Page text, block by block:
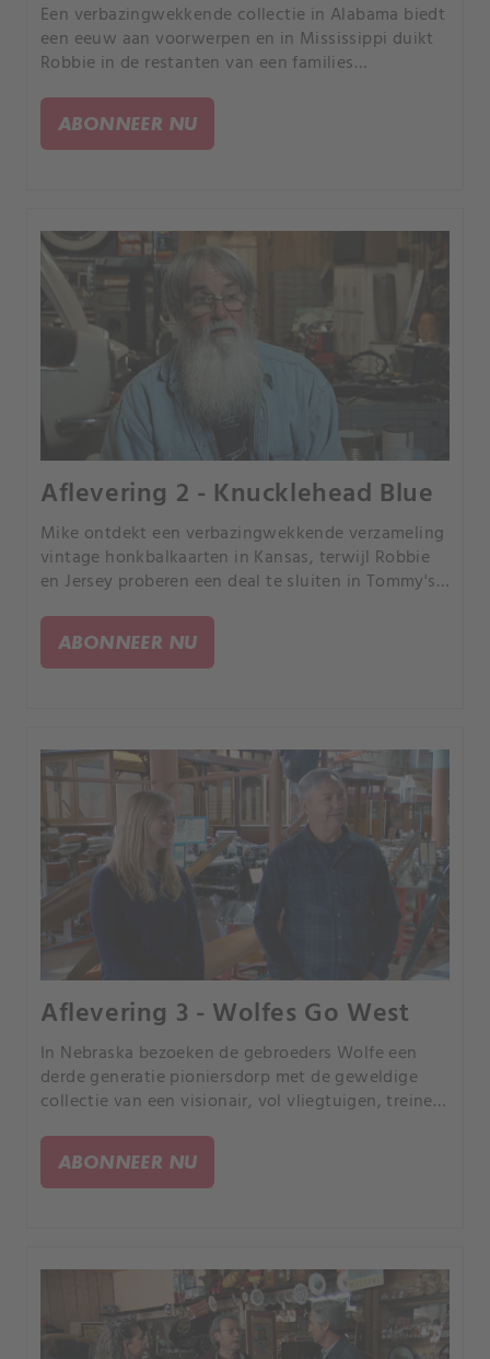
Een verbazingwekkende collectie in Alabama biedt
een eeuw aan voorwerpen en in Mississippi duikt
Robbie in de restanten van een families
ABONNEER NU
Aflevering 2 - Knucklehead Blue
Mike ontdekt een verbazingwekkende verzameling
vintage honkbalkaarten in Kansas, terwijl Robbie
en Jersey proberen een deal te sluiten in Tommy's
ABONNEER NU
Aflevering 3 - Wolfes Go West
In Nebraska bezoeken de gebroeders Wolfe een
derde generatie pioniersdorp met de geweldige
collectie van een visionair, vol vliegtuigen, treinen,
maken een wilde rit.
ABONNEER NU